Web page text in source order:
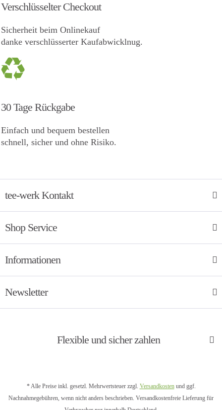
Verschlüsselter Checkout
Sicherheit beim Onlinekauf
danke verschlüsserter Kaufabwicklnug.
30 Tage Rückgabe
Einfach und bequem bestellen
schnell, sicher und ohne Risiko.
tee-werk Kontakt
Shop Service
Informationen
Newsletter
Flexible und sicher zahlen
* Alle Preise inkl. gesetzl. Mehrwertsteuer zzgl. Versandkostenund ggf.
Nachnahmegebühren, wenn nicht anders beschrieben. Versandkostenfreie Lieferung für